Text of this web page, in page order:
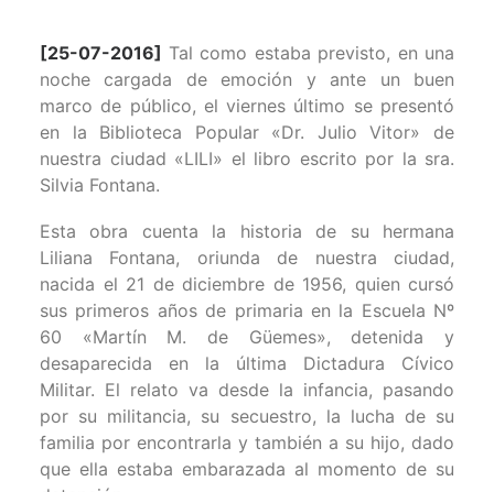
[25-07-2016] Tal como estaba previsto, en una
noche cargada de emoción y ante un buen
marco de público, el viernes último se presentó
en la Biblioteca Popular «Dr. Julio Vitor» de
nuestra ciudad «LILI» el libro escrito por la sra.
Silvia Fontana.
Esta obra cuenta la historia de su hermana
Liliana Fontana, oriunda de nuestra ciudad,
nacida el 21 de diciembre de 1956, quien cursó
sus primeros años de primaria en la Escuela Nº
60 «Martín M. de Güemes», detenida y
desaparecida en la última Dictadura Cívico
Militar. El relato va desde la infancia, pasando
por su militancia, su secuestro, la lucha de su
familia por encontrarla y también a su hijo, dado
que ella estaba embarazada al momento de su